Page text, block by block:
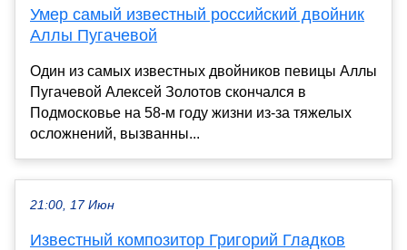
Умер самый известный российский двойник
Аллы Пугачевой
Один из самых известных двойников певицы Аллы
Пугачевой Алексей Золотов скончался в
Подмосковье на 58-м году жизни из-за тяжелых
осложнений, вызванны...
21:00, 17 Июн
Известный композитор Григорий Гладков